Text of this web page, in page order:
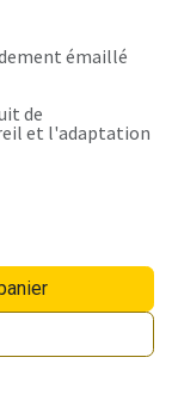
émaillé
de
et l'adaptation